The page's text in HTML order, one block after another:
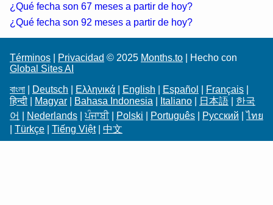
¿Qué fecha son 67 meses a partir de hoy?
¿Qué fecha son 92 meses a partir de hoy?
Términos Privacidad © 2025 Months.to | Hecho con
Global Sites AI
বাংলা
Deutsch Ελληνικά English Español Français
हिन्दी
Magyar Bahasa Indonesia Italiano 日本語
한국
어
Nederlands |ਪੰਜਾਬੀ| Polski Português Русский |ไทย
Türkçe Tiếng Việt| 中文